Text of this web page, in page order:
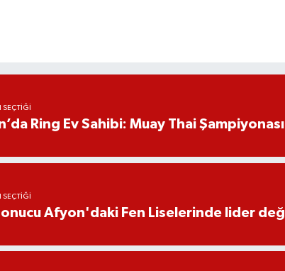
SEÇTIĞI
Ring Ev Sahibi: Muay Thai Şampiyonası
SEÇTIĞI
Afyon'daki Fen Liselerinde lider